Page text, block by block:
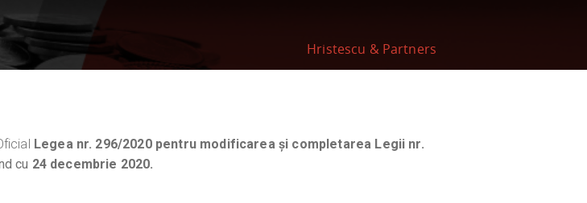
Hristescu & Partners
Legea nr. 296/2020 pentru modificarea și completarea Legii nr.
cu 24 decembrie 2020.